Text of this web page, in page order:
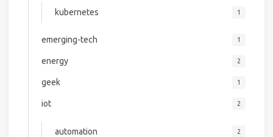
kubernetes 1
emerging-tech 1
energy 2
geek 1
iot 2
automation 2